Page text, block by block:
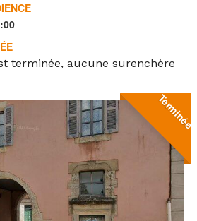
terminée, aucune surenchère
Terminée